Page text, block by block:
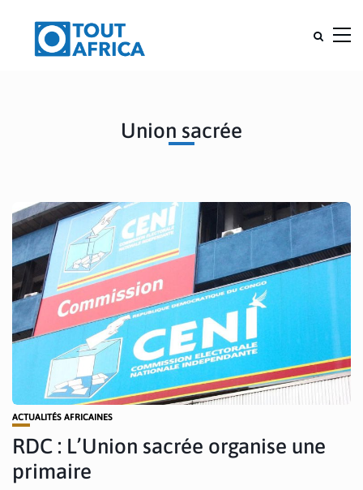
Union sacrée
ACTUALITÉS AFRICAINES
RDC : L’Union sacrée organise une
primaire